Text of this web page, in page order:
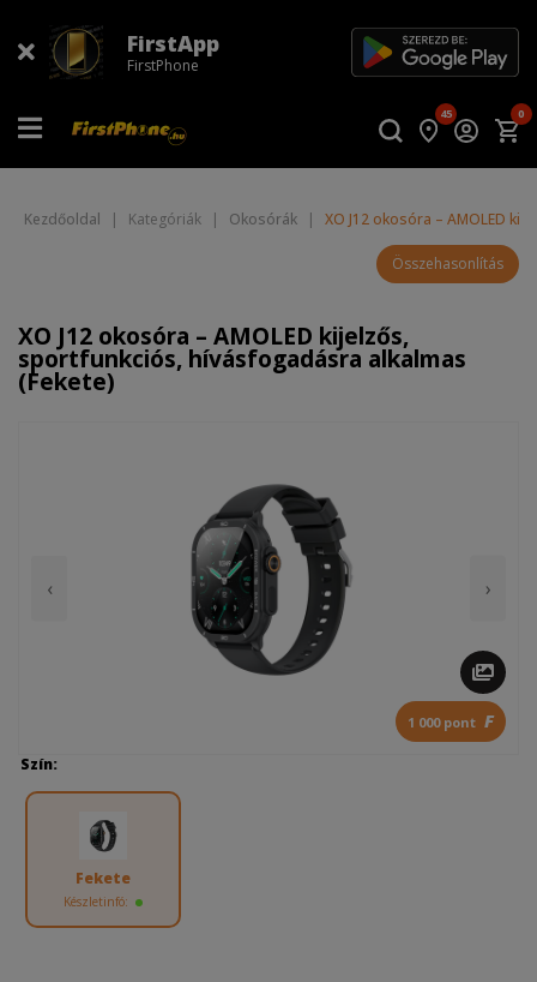
FirstApp
FirstPhone
45 0
Kezdőoldal | Kategóriák | Okosórák | XO J12 okosóra – AMOLED
Összehasonlítás
XO J12 okosóra – AMOLED kijelzős,
sportfunkciós, hívásfogadásra alkalmas
(Fekete)
‹ ›
1 000 pont F
Szín:
Fekete
Készletinfó: